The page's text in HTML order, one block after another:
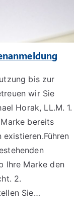
bis zur
wir Sie
Horak, LL.M. 1.
bereits
Ihre Marke den
2.
Sie…